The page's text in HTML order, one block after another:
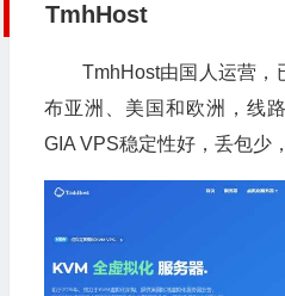
TmhHost
TmhHost由国人运营，
布亚洲、美国和欧洲，线
GIA VPS稳定性好，丢包少